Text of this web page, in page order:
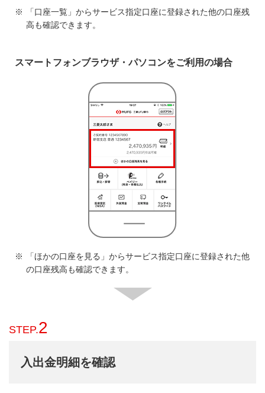
「口座一覧」からサービス指定口座に登録された他の口座残
高も確認できます。
スマートフォンブラウザ・パソコンをご利用の場合
「ほかの口座を見る」からサービス指定口座に登録された他
の口座残高も確認できます。
STEP.2
入出金明細を確認